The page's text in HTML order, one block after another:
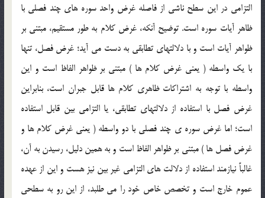
التزامي در اين سطح ناشي از فاصله غرض واحد سوره هاي چند فصلي با
ظاهر آيات سوره است. توضيح آنکه، غرض کلام به طور مستقيم، مبتني بر
ظواهر آيات است و با دلالتهاي تطابقي به دست مي آيد؛ غرض فصل، تنها
با يک واسطه ( يعني غرض کلام ها ) مبتني بر ظواهر الفاظ است و اين
واسطه با توجه به اشتراکات ظاهري کلام ها قابل جبران است، بنابراين
غرض فصل با استفاده از دلالتهاي تطابقي، يا التزامي بين قابل استفاده
است؛ اما غرض سوره ي چند فصلي با دو واسطه ( يعني غرض کلام ها و
غرض فصل ها ) مبتني بر ظواهر الفاظ است و به همين دليل، رسيدن به آن،
غالباً نيازمند استفاده از دلالت هاي التزامي غير بين نيز هست و اين از عهده
عموم خارج است و تخصص خاص خود را مي طلبد، از اين رو به سطحي